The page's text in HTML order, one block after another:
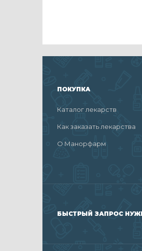
ПОКУПКА
Каталог лекарств
Как заказать лекарства
О Манорфарм
БЫСТРЫЙ ЗАПРОС